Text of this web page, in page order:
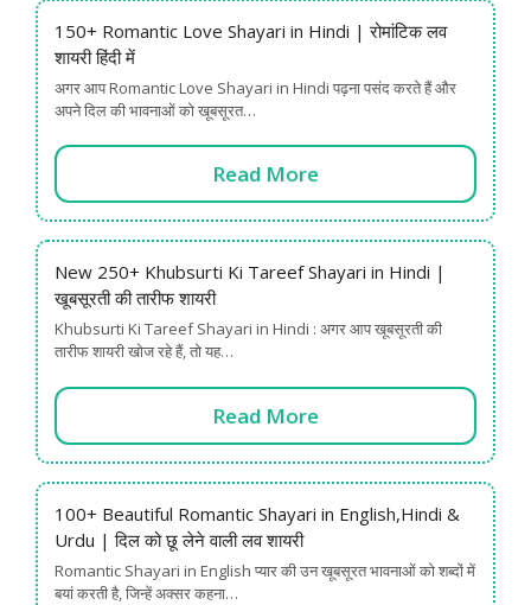
150+ Romantic Love Shayari in Hindi | रोमांटिक लव
शायरी हिंदी में
अगर आप Romantic Love Shayari in Hindi पढ़ना पसंद करते हैं और
अपने दिल की भावनाओं को खूबसूरत…
Read More
New 250+ Khubsurti Ki Tareef Shayari in Hindi |
खूबसूरती की तारीफ शायरी
Khubsurti Ki Tareef Shayari in Hindi : अगर आप खूबसूरती की
तारीफ शायरी खोज रहे हैं, तो यह…
Read More
100+ Beautiful Romantic Shayari in English,Hindi &
Urdu | दिल को छू लेने वाली लव शायरी
Romantic Shayari in English प्यार की उन खूबसूरत भावनाओं को शब्दों में
बयां करती है, जिन्हें अक्सर कहना…